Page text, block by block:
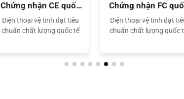
Chứng nhận CE quốc
tế
Điện thoại vệ tinh đạt tiêu
chuẩn chất lượng quốc tế
Chứng nhận FC
tế
Điện thoại vệ tinh đạt
chuẩn chất lượng quốc